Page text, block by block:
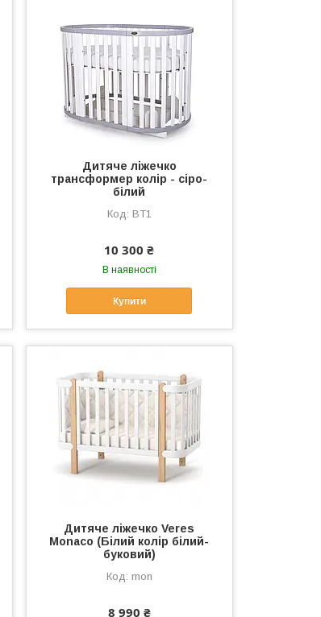
Дитяче ліжечко
трансформер колір - сіро-
білий
BT1
10 300 ₴
В наявності
Купити
Дитяче ліжечко Veres
Monaco (Білий колір білий-
буковий)
mon
8 990 ₴